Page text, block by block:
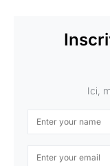
Ici,